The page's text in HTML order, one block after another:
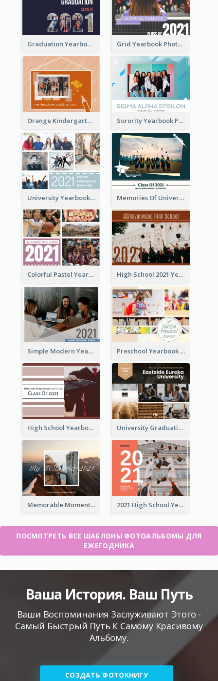
Graduation Yearbook Photo Book Grid Yearbook Photo Book
Orange Kindergarten Yearbook Photo Book Sorority Yearbook Photo Book
University Yearbook Photo Book Memories Of University Yearbook Photo Book
Colorful Pastel Yearbook Photo Book High School 2021 Yearbook Photo Book
Simple Modern Yearbook Photo Book Preschool Yearbook Photo Book
High School Yearbook Photo Book University Graduation Yearbook Photo Book
Memorable Moments Yearbook Photo Book 2021 High School Yearbook Photo Book
ПОСМОТРЕТЬ ВСЕ ШАБЛОНЫ ФОТОАЛЬБОМЫ ДЛЯ
ЕЖЕГОДНИКА
Ваша История. Ваш Путь
Ваши Воспоминания Заслуживают Этого -
Самый Быстрый Путь К Самому Красивому
Альбому.
СОЗДАТЬ ФОТОКНИГУ